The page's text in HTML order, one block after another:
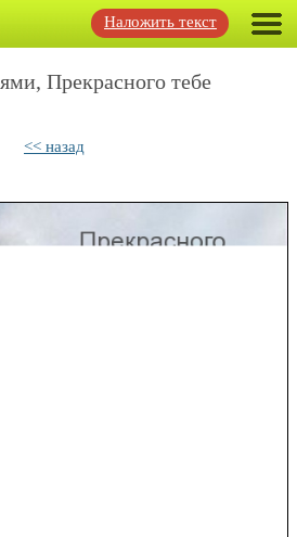
Наложить текст
Прекрасного тебе
<< назад